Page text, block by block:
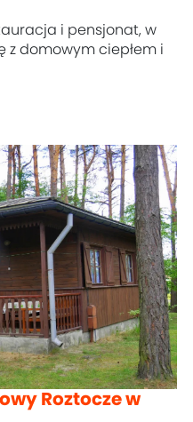
i pensjonat, w
z domowym ciepłem i
Roztocze w